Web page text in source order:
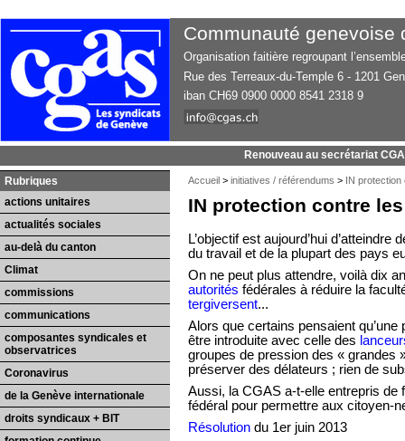
Communauté genevoise
Organisation faitière regroupant
Rue des Terreaux-du-Temple 6 - 1201
iban CH69 0900 0000 8541 2318 9
Renouveau au secrétariat
Accueil > initiatives / référendums > IN protection
IN protection contre
L’objectif est aujourd’hui d’atteindre
du travail et de la plupart des pays
On ne peut plus attendre, voilà dix
autorités fédérales à réduire la
tergiversent...
Alors que certains pensaient
être introduite avec celle des
groupes de pression des « grandes
préserver des délateurs ; rien de
Aussi, la CGAS a-t-elle entrepris de
fédéral pour permettre aux citoyen-
Résolution du 1er juin 2013
Rubriques
actions unitaires
actualités sociales
au-delà du canton
Climat
commissions
communications
composantes syndicales et
observatrices
Coronavirus
de la Genève internationale
droits syndicaux + BIT